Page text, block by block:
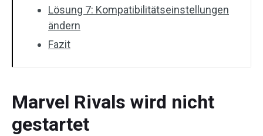
Lösung 7: Kompatibilitätseinstellungen
ändern
Fazit
Marvel Rivals wird nicht
gestartet